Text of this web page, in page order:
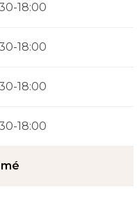
18:00
18:00
18:00
18:00